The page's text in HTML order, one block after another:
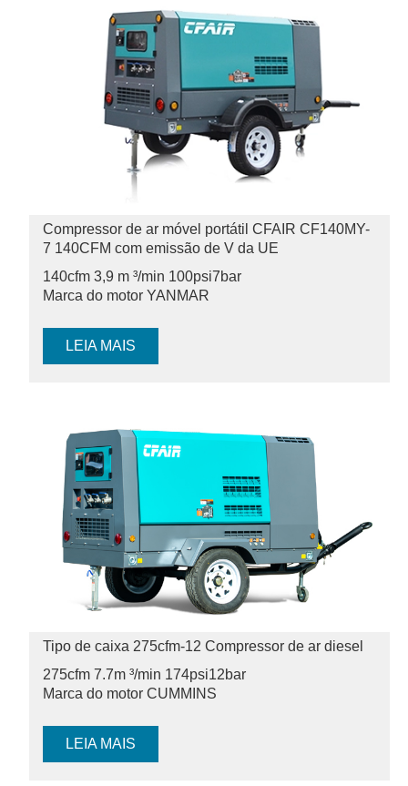
Compressor de ar móvel portátil CFAIR CF140MY-
7 140CFM com emissão de V da UE
140cfm 3,9 m ³/min 100psi7bar
Marca do motor YANMAR
LEIA MAIS
Tipo de caixa 275cfm-12 Compressor de ar diesel
275cfm 7.7m ³/min 174psi12bar
Marca do motor CUMMINS
LEIA MAIS